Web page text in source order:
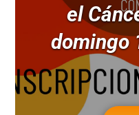
el
domingo